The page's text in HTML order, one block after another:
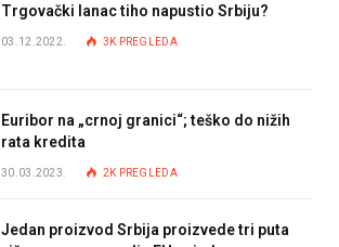
Trgovački lanac tiho napustio Srbiju?
03.12.2022. 3K PREGLEDA
Euribor na „crnoj granici“; teško do nižih
rata kredita
30.03.2023. 2K PREGLEDA
Jedan proizvod Srbija proizvede tri puta